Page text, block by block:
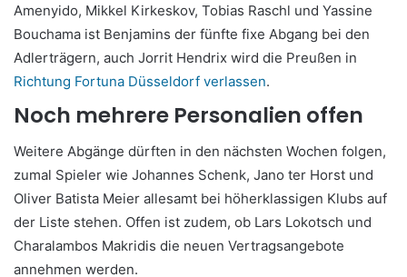
Amenyido, Mikkel Kirkeskov, Tobias Raschl und Yassine
Bouchama ist Benjamins der fünfte fixe Abgang bei den
Adlerträgern, auch Jorrit Hendrix wird die Preußen in
Richtung Fortuna Düsseldorf verlassen.
Noch mehrere Personalien offen
Weitere Abgänge dürften in den nächsten Wochen folgen,
zumal Spieler wie Johannes Schenk, Jano ter Horst und
Oliver Batista Meier allesamt bei höherklassigen Klubs auf
der Liste stehen. Offen ist zudem, ob Lars Lokotsch und
Charalambos Makridis die neuen Vertragsangebote
annehmen werden.